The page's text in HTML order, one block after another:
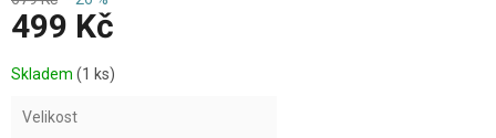
499 Kč
cena:
Skladem (1 ks)
Velikost